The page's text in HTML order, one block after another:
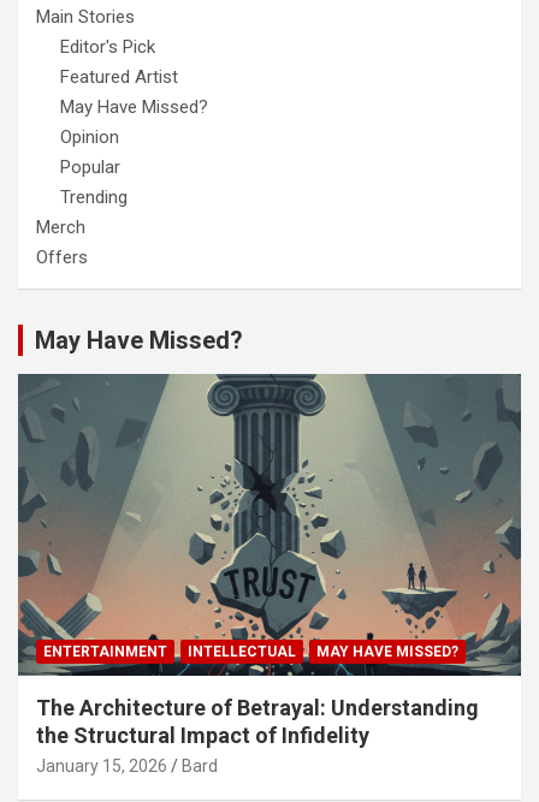
Main Stories
Editor's Pick
Featured Artist
May Have Missed?
Opinion
Popular
Trending
Merch
Offers
May Have Missed?
ENTERTAINMENT INTELLECTUAL MAY HAVE MISSED?
The Architecture of Betrayal: Understanding
the Structural Impact of Infidelity
January 15, 2026 Bard